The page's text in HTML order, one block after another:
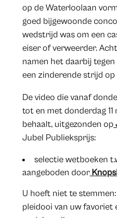
op de Waterloolaan
goed bijgewoonde
wedstrijd was om een
eiser of verweerder.
namen het daarbij
een zinderende strijd op
De video die vanaf
tot en met donderdag 11
behaalt, uitgezonden op
Jubel Publieksprijs:
selectie wetboeken
aangeboden door
U hoeft niet te
pleidooi van uw favoriet